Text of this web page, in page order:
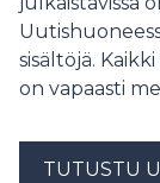
liittyvien
sisältöjä.
on vapaasti
TUTUSTU